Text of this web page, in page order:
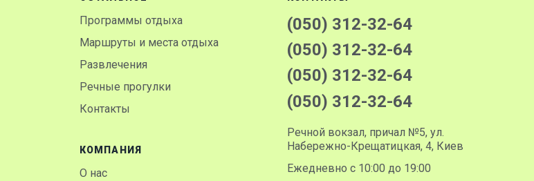
Программы отдыха
Маршруты и места отдыха
Развлечения
Речные прогулки
Контакты
КОМПАНИЯ
О нас
(050) 312-32-64
(050) 312-32-64
(050) 312-32-64
(050) 312-32-64
Речной вокзал, причал №5, ул.
Набережно-Крещатицкая, 4, Киев
Ежедневно с 10:00 до 19:00